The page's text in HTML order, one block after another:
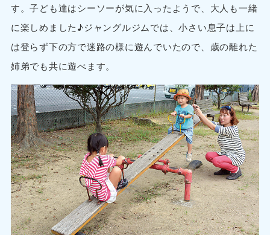
す。子ども達はシーソーが気に入ったようで、大人も一緒
に楽しめました♪ジャングルジムでは、小さい息子は上に
は登らず下の方で迷路の様に遊んでいたので、歳の離れた
姉弟でも共に遊べます。